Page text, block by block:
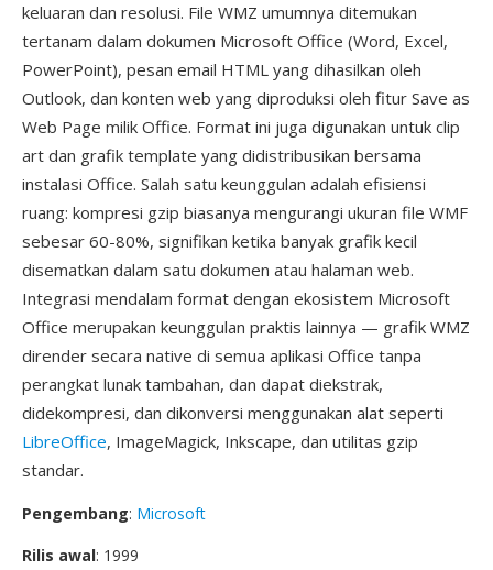
keluaran dan resolusi. File WMZ umumnya ditemukan
tertanam dalam dokumen Microsoft Office (Word, Excel,
PowerPoint), pesan email HTML yang dihasilkan oleh
Outlook, dan konten web yang diproduksi oleh fitur Save as
Web Page milik Office. Format ini juga digunakan untuk clip
art dan grafik template yang didistribusikan bersama
instalasi Office. Salah satu keunggulan adalah efisiensi
ruang: kompresi gzip biasanya mengurangi ukuran file WMF
sebesar 60-80%, signifikan ketika banyak grafik kecil
disematkan dalam satu dokumen atau halaman web.
Integrasi mendalam format dengan ekosistem Microsoft
Office merupakan keunggulan praktis lainnya — grafik WMZ
dirender secara native di semua aplikasi Office tanpa
perangkat lunak tambahan, dan dapat diekstrak,
didekompresi, dan dikonversi menggunakan alat seperti
LibreOffice, ImageMagick, Inkscape, dan utilitas gzip
standar.
Pengembang: Microsoft
Rilis awal: 1999